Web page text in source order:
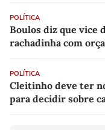
POLÍTICA
Boulos diz que vice
rachadinha com
POLÍTICA
Cleitinho deve ter
para decidir sobre